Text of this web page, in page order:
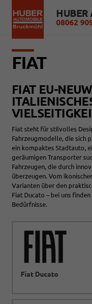
08062
FIAT
FIAT EU-
Fiat steht für stilvolles
Fahrzeugmodelle, die sich
ein kompaktes Stadtauto,
geräumigen Transporter
Fahrzeugen, die durch
überzeugen. Vom
Varianten über den
Fiat Ducato – bei uns
Bedürfnisse.
Fiat Ducato